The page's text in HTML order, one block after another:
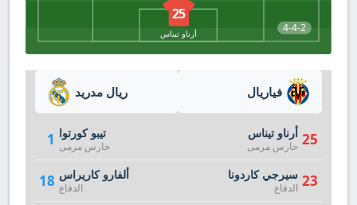
4-4-2
25
أرناو تيناس
ريال مدريد
1 تيبو كورتوا
حارس مرمى
18 ألفارو كاريراس
الدفاع
فياريال
25 أرناو تيناس
حارس مرمى
23 سيرجي كاردونا
الدفاع